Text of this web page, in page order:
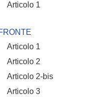
1
1
2
2-bis
3